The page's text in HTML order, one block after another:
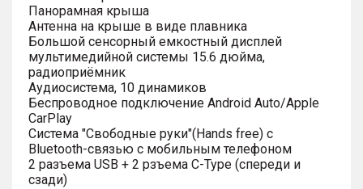
Панорамная крыша
Антенна на крыше в виде плавника
Большой сенсорный емкостный дисплей
мультимедийной системы 15.6 дюйма,
радиоприёмник
Аудиосистема, 10 динамиков
Беспроводное подключение Android Auto/Apple
CarPlay
Система "Свободные руки"(Hands free) с
Bluetooth-связью с мобильным телефоном
2 разъема USB + 2 рзъема C-Type (спереди и
сзади)